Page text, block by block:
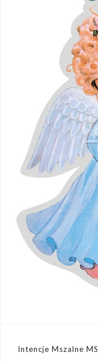
Nawigacja
Intencje Mszalne